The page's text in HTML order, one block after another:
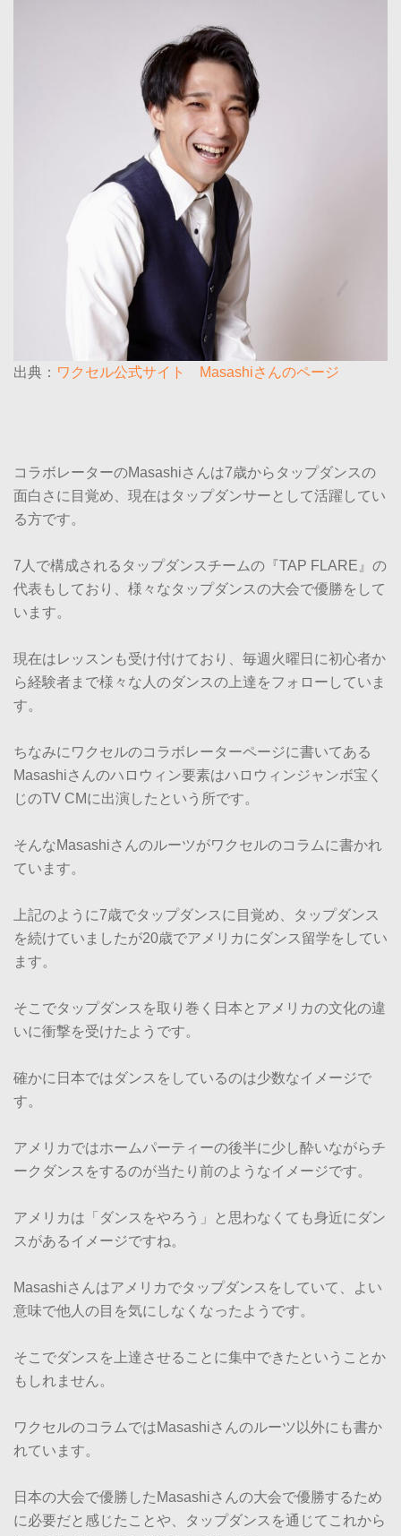
出典： ワクセル公式サイト Masashiさんのページ
コラボレーターのMasashiさんは7歳からタップダンスの
面白さに目覚め、現在はタップダンサーとして活躍してい
る方です。
7人で構成されるタップダンスチームの『TAP FLARE』の
代表もしており、様々なタップダンスの大会で優勝をして
います。
現在はレッスンも受け付けており、毎週火曜日に初心者か
ら経験者まで様々な人のダンスの上達をフォローしていま
す。
ちなみにワクセルのコラボレーターページに書いてある
Masashiさんのハロウィン要素はハロウィンジャンボ宝く
じのTV CMに出演したという所です。
そんなMasashiさんのルーツがワクセルのコラムに書かれ
ています。
上記のように7歳でタップダンスに目覚め、タップダンス
を続けていましたが20歳でアメリカにダンス留学をしてい
ます。
そこでタップダンスを取り巻く日本とアメリカの文化の違
いに衝撃を受けたようです。
確かに日本ではダンスをしているのは少数なイメージで
す。
アメリカではホームパーティーの後半に少し酔いながらチ
ークダンスをするのが当たり前のようなイメージです。
アメリカは「ダンスをやろう」と思わなくても身近にダン
スがあるイメージですね。
Masashiさんはアメリカでタップダンスをしていて、よい
意味で他人の目を気にしなくなったようです。
そこでダンスを上達させることに集中できたということか
もしれません。
ワクセルのコラムではMasashiさんのルーツ以外にも書か
れています。
日本の大会で優勝したMasashiさんの大会で優勝するため
に必要だと感じたことや、タップダンスを通じてこれから